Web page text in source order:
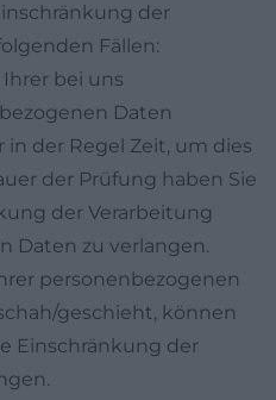
der
Fällen:
bei uns
Daten
der Regel Zeit, um dies
der Prüfung haben Sie
der Verarbeitung
Daten zu verlangen.
personenbezogenen
geschieht, können
Einschränkung der